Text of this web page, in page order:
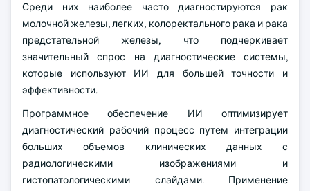
Среди них наиболее часто диагностируются рак
молочной железы, легких, колоректального рака и рака
предстательной железы, что подчеркивает
значительный спрос на диагностические системы,
которые используют ИИ для большей точности и
эффективности.
Программное обеспечение ИИ оптимизирует
диагностический рабочий процесс путем интеграции
больших объемов клинических данных с
радиологическими изображениями и
гистопатологическими слайдами. Применение